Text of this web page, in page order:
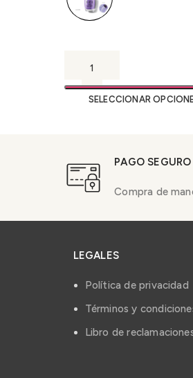
SELECCIONAR
PAGO SEGURO
Compra de
LEGALES
Política de privacidad
Términos y
Libro de